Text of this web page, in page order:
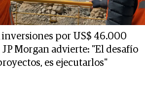
inversiones por US$ 46.000
Morgan advierte: "El desafío
es ejecutarlos"